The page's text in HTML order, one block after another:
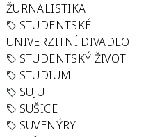
ŽURNALISTIKA
STUDENTSKÉ
UNIVERZITNÍ DIVADLO
STUDENTSKÝ ŽIVOT
STUDIUM
SUJU
SUŠICE
SUVENÝRY